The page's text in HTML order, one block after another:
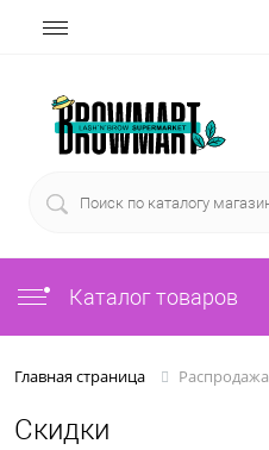
Каталог товаров
Главная страница Распродажа
Скидки